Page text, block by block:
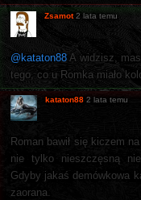
Zsamot 2 lata temu
@kataton88 A widzisz,
tego, co u Romka miało
kataton88 2 lata temu
Roman bawił się kiczem
nie tylko nieszczęsną
Gdyby jakaś demówkowa
zaorana.